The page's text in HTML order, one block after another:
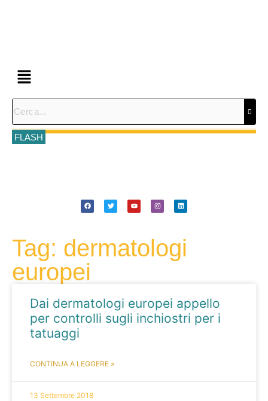
FLASH
Tag: dermatologi
europei
Dai dermatologi europei appello
per controlli sugli inchiostri per i
tatuaggi
CONTINUA A LEGGERE »
13 Settembre 2018